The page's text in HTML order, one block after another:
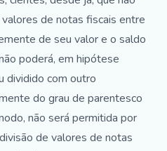
de notas fiscais entre
de seu valor e o saldo
poderá, em hipótese
dividido com outro
do grau de parentesco
não será permitida por
de valores de notas